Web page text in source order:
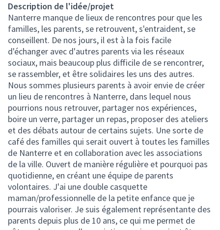
Description de l'idée/projet
Nanterre manque de lieux de rencontres pour que les
familles, les parents, se retrouvent, s'entraident, se
conseillent. De nos jours, il est à la fois facile
d'échanger avec d'autres parents via les réseaux
sociaux, mais beaucoup plus difficile de se rencontrer,
se rassembler, et être solidaires les uns des autres.
Nous sommes plusieurs parents à avoir envie de créer
un lieu de rencontres à Nanterre, dans lequel nous
pourrions nous retrouver, partager nos expériences,
boire un verre, partager un repas, proposer des ateliers
et des débats autour de certains sujets. Une sorte de
café des familles qui serait ouvert à toutes les familles
de Nanterre et en collaboration avec les associations
de la ville. Ouvert de manière régulière et pourquoi pas
quotidienne, en créant une équipe de parents
volontaires. J'ai une double casquette
maman/professionnelle de la petite enfance que je
pourrais valoriser. Je suis également représentante des
parents depuis plus de 10 ans, ce qui me permet de